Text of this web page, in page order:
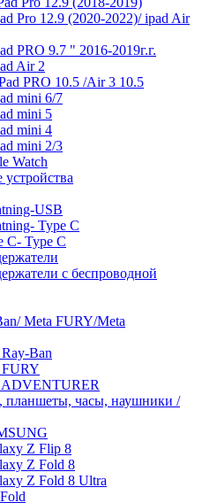
Pro 12.9 (2020-2022)/ ipad Air
PRO 9.7 " 2016-2019г.г.
Air 2
PRO 10.5 /Air 3 10.5
mini 6/7
mini 5
mini 4
mini 2/3
Watch
USB
Type C
C- Type C
с беспроводной
Meta FURY/Meta
Ban
часы, наушники /
Z Flip 8
Z Fold 8
Z Fold 8 Ultra